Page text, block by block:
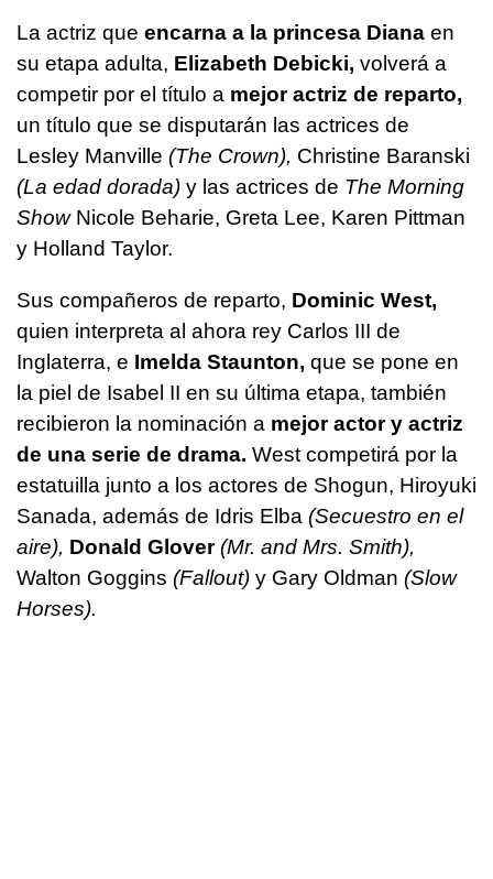
La actriz que encarna a la princesa Diana en
su etapa adulta, Elizabeth Debicki, volverá a
competir por el título a mejor actriz de reparto,
un título que se disputarán las actrices de
Lesley Manville (The Crown), Christine Baranski
(La edad dorada) y las actrices de The Morning
ShowNicole Beharie, Greta Lee, Karen Pittman
y Holland Taylor.
Sus compañeros de reparto, Dominic West,
quien interpreta al ahora rey Carlos III de
Inglaterra, e Imelda Staunton, que se pone en
la piel de Isabel II en su última etapa, también
recibieron la nominación a mejor actor y actriz
de una serie de drama. West competirá por la
estatuilla junto a los actores de Shogun, Hiroyuki
Sanada, además de Idris Elba (Secuestro en el
aire), Donald Glover (Mr. and Mrs. Smith),
Walton Goggins (Fallout) y Gary Oldman (Slow
Horses).